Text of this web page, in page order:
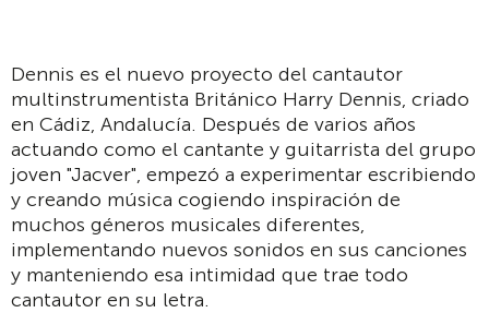
Dennis es el nuevo proyecto del cantautor
multinstrumentista Británico Harry Dennis, criado
en Cádiz, Andalucía. Después de varios años
actuando como el cantante y guitarrista del grupo
joven "Jacver", empezó a experimentar escribiendo
y creando música cogiendo inspiración de
muchos géneros musicales diferentes,
implementando nuevos sonidos en sus canciones
y manteniendo esa intimidad que trae todo
cantautor en su letra.